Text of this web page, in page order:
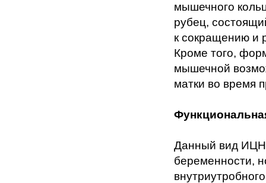
мышечного
рубец,
к сокращению и
Кроме того,
мышечной
матки во время
Данный вид ИЦН
беременности,